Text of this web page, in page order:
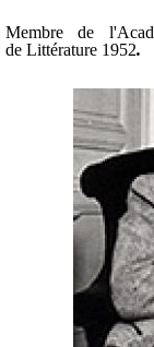
Membre de
de Littérature 1952.